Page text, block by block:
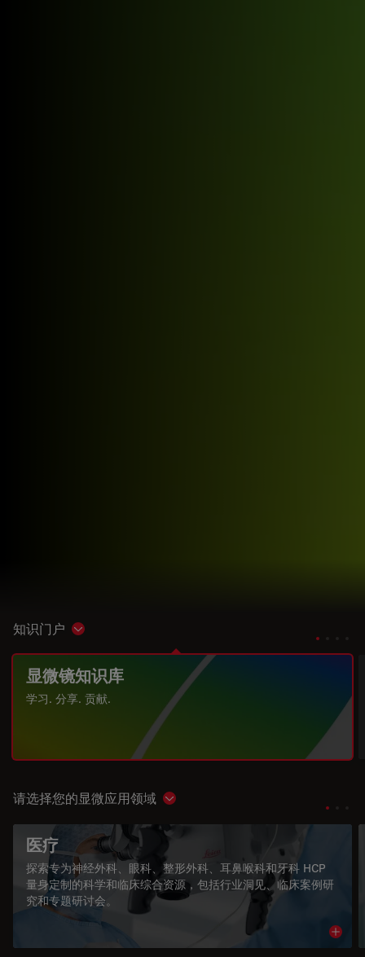
知识门户 Show subnavigation
显微镜知识库
学习. 分享. 贡献.
请选择您的显微应用领域 Show subnavigation
医疗
探索专为神经外科、眼科、整形外科、耳鼻喉科和牙科 HCP
量身定制的科学和临床综合资源，包括行业洞见、临床案例研
究和专题研讨会。